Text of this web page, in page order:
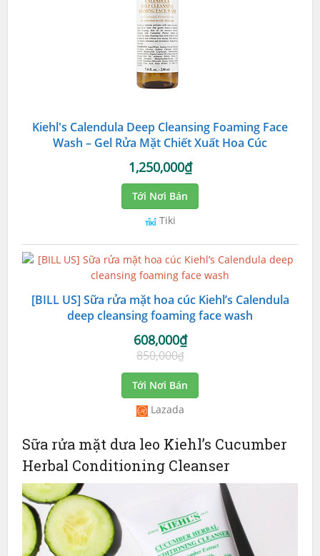
Kiehl's Calendula Deep Cleansing Foaming Face
Wash – Gel Rửa Mặt Chiết Xuất Hoa Cúc
1,250,000₫
Tới Nơi Bán
Tiki
[BILL US] Sữa rửa mặt hoa cúc Kiehl’s Calendula
deep cleansing foaming face wash
608,000₫
850,000₫
Tới Nơi Bán
Lazada
Sữa rửa mặt dưa leo Kiehl’s Cucumber
Herbal Conditioning Cleanser